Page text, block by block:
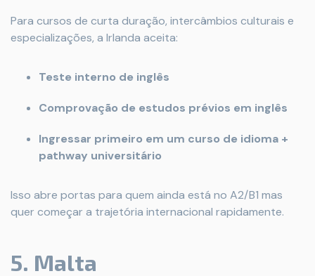
Para cursos de curta duração, intercâmbios culturais e
especializações, a Irlanda aceita:
Teste interno de inglês
Comprovação de estudos prévios em inglês
Ingressar primeiro em um curso de idioma +
pathway universitário
Isso abre portas para quem ainda está no A2/B1 mas
quer começar a trajetória internacional rapidamente.
5. Malta